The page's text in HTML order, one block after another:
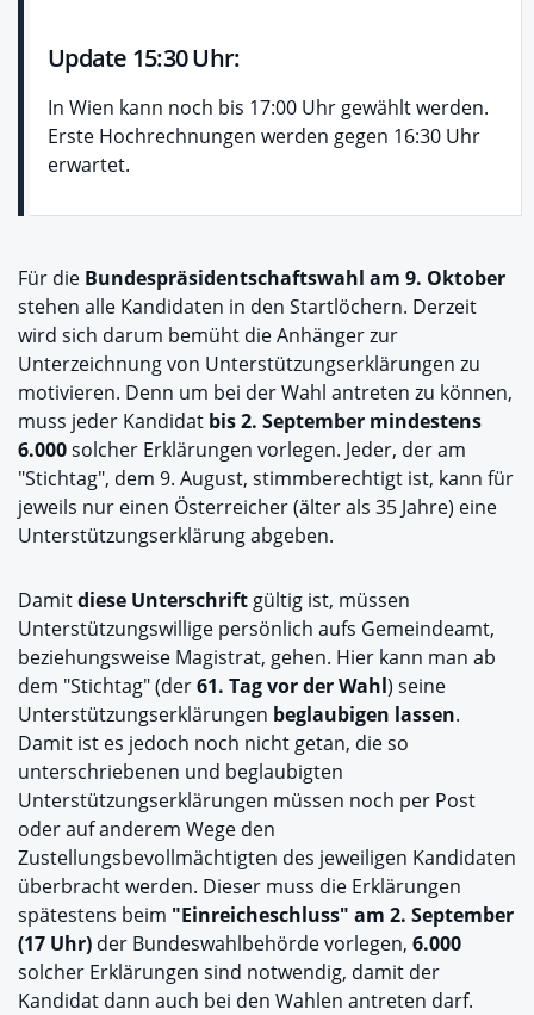
Update 15:30 Uhr:
In Wien kann noch bis 17:00 Uhr gewählt werden.
Erste Hochrechnungen werden gegen 16:30 Uhr
erwartet.
Für die Bundespräsidentschaftswahl am 9. Oktober
stehen alle Kandidaten in den Startlöchern. Derzeit
wird sich darum bemüht die Anhänger zur
Unterzeichnung von Unterstützungserklärungen zu
motivieren. Denn um bei der Wahl antreten zu können,
muss jeder Kandidat bis 2. September mindestens
6.000solcher Erklärungen vorlegen. Jeder, der am
"Stichtag", dem 9. August, stimmberechtigt ist, kann für
jeweils nur einen Österreicher (älter als 35 Jahre) eine
Unterstützungserklärung abgeben.
Damitdiese Unterschrift gültig ist, müssen
Unterstützungswillige persönlich aufs Gemeindeamt,
beziehungsweise Magistrat, gehen. Hier kann man ab
dem "Stichtag" (der61. Tag vor der Wahl) seine
Unterstützungserklärungen beglaubigen lassen.
Damit ist es jedoch noch nicht getan, die so
unterschriebenen und beglaubigten
Unterstützungserklärungen müssen noch per Post
oder auf anderem Wege den
Zustellungsbevollmächtigten des jeweiligen Kandidaten
überbracht werden. Dieser muss die Erklärungen
spätestens beim "Einreicheschluss" am 2. September
(17 Uhr) der Bundeswahlbehörde vorlegen, 6.000
solcher Erklärungen sind notwendig, damit der
Kandidat dann auch bei den Wahlen antreten darf.